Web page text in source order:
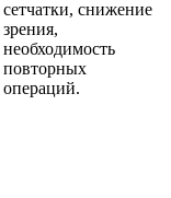
сетчатки, снижение
зрения,
необходимость
повторных
операций.